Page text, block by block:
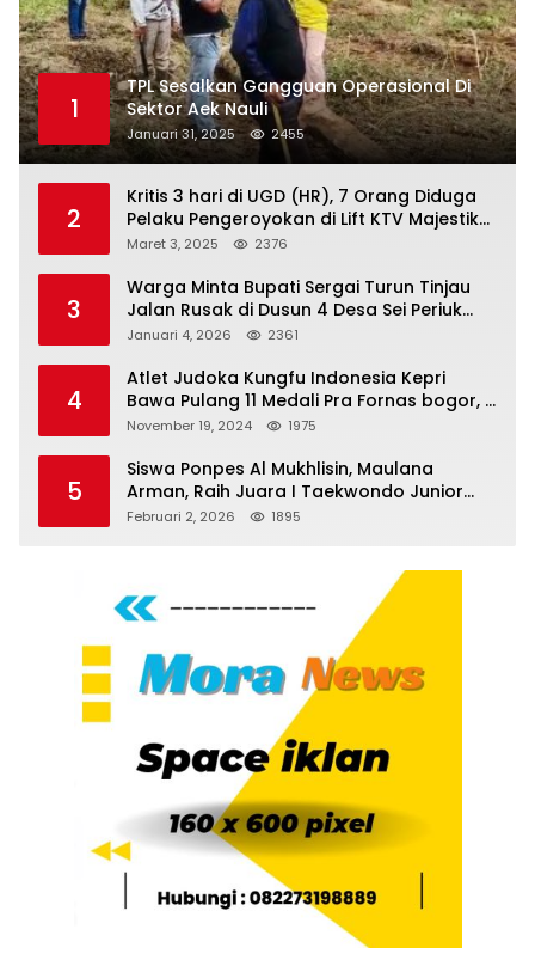
1
TPL Sesalkan Gangguan Operasional Di
Sektor Aek Nauli
Januari 31, 2025 2455
2
Kritis 3 hari di UGD (HR), 7 Orang Diduga
Pelaku Pengeroyokan di Lift KTV Majestik
Melenggang Bebas, Kantor Hukum JAP
Tanjungpinang
Maret 3, 2025 2376
3
Warga Minta Bupati Sergai Turun Tinjau
Jalan Rusak di Dusun 4 Desa Sei Periuk
Serdang Bedagai
Januari 4, 2026 2361
4
Atlet Judoka Kungfu Indonesia Kepri
Bawa Pulang 11 Medali Pra Fornas bogor, 3
Emas dan 8 Perunggu.
November 19, 2024 1975
5
Siswa Ponpes Al Mukhlisin, Maulana
Arman, Raih Juara I Taekwondo Junior
Putra di Riau National Championship 2026
Februari 2, 2026 1895